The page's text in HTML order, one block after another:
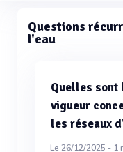
Questions
l'eau
Quelles sont
vigueur
les réseaux
Le 26/12/2025 - 1